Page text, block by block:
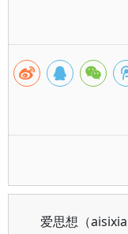
爱思想（